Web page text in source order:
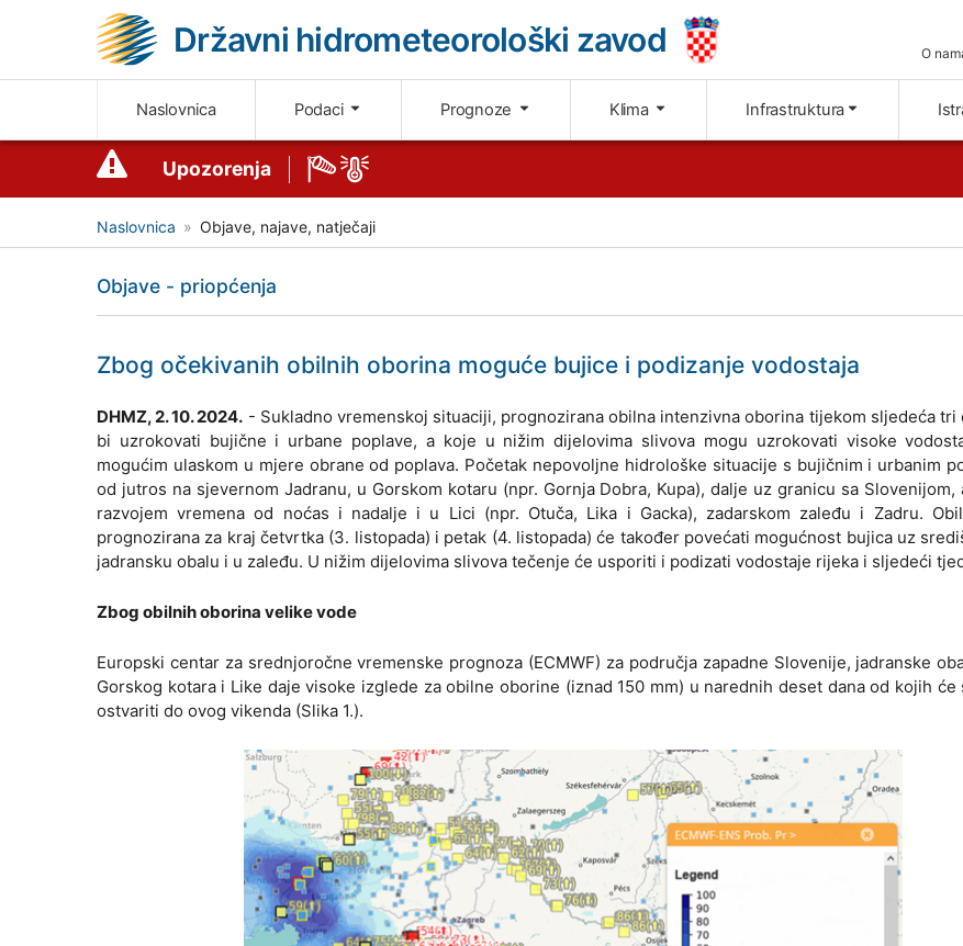
Državni hidrometeorološki zavod O
Naslovnica Podaci Prognoze Klima Infrastruktura
Upozorenja
Naslovnica Objave, najave, natječaji
Objave - priopćenja
Zbog očekivanih obilnih oborina moguće bujice i podizanje vodostaja
DHMZ, 2. 10. 2024. - Sukladno vremenskoj situaciji, prognozirana obilna intenzivna oborina tijekom sljedeća tri
bi uzrokovati bujične i urbane poplave, a koje u nižim dijelovima slivova mogu uzrokovati visoke
mogućim ulaskom u mjere obrane od poplava. Početak nepovoljne hidrološke situacije s bujičnim i urbanim
od jutros na sjevernom Jadranu, u Gorskom kotaru (npr. Gornja Dobra, Kupa), dalje uz granicu sa Slovenijom,
razvojem vremena od noćas i nadalje i u Lici (npr. Otuča, Lika i Gacka), zadarskom zaleđu i Zadru.
prognozirana za kraj četvrtka (3. listopada) i petak (4. listopada) će također povećati mogućnost bujica uz
jadransku obalu i u zaleđu. U nižim dijelovima slivova tečenje će usporiti i podizati vodostaje rijeka i sljedeći
Zbog obilnih oborina velike vode
Europski centar za srednjoročne vremenske prognoza (ECMWF) za područja zapadne Slovenije, jadranske
Gorskog kotara i Like daje visoke izglede za obilne oborine (iznad 150 mm) u narednih deset dana od kojih će
ostvariti do ovog vikenda (Slika 1.).